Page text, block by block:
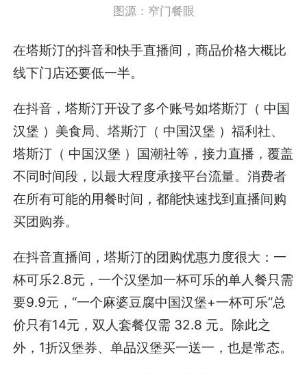
图源：窄门餐眼
在塔斯汀的抖音和快手直播间，商品价格大概比
线下门店还要低一半。
在抖音，塔斯汀开设了多个账号如塔斯汀（ 中国
汉堡 ）美食局、塔斯汀（ 中国汉堡 ）福利社、
塔斯汀（ 中国汉堡 ）国潮社等，接力直播，覆盖
不同时间段，以最大程度承接平台流量。消费者
在所有可能的用餐时间，都能快速找到直播间购
买团购券。
在抖音直播间，塔斯汀的团购优惠力度很大：一
杯可乐2.8元，一个汉堡加一杯可乐的单人餐只需
要9.9元，“一个麻婆豆腐中国汉堡+一杯可乐”总
价只有14元，双人套餐仅需 32.8 元。除此之
外，1折汉堡券、单品汉堡买一送一，也是常态。